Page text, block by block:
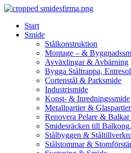
Skip
contentStart
Smide
Stålkonstruktion
Montage – &
Avväxlingar & Avbärning
Bygga Ståltrappa,
Cortenstål & Parksmide
Industrismide
Konst- & Inredningssmide
Metallpartier & Glaspartier
Renovera Pelare & Balkar
Smidesräcken till
Stålbyggen &
Stålstommar &